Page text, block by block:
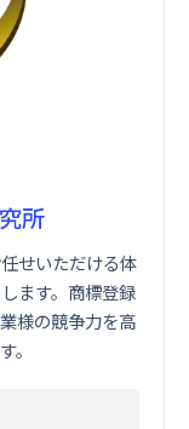
所
せいただける体
ます。商標登録
様の競争力を高
。